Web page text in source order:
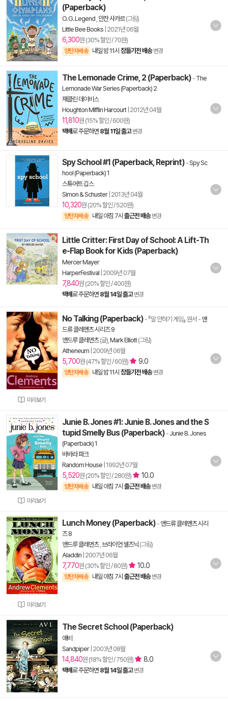
(Paperback)
O. G. Legend 안잔 사카르(그림)
Little Bee Books 2021년 06월
6,300원 (30% 할인 / 70원)
양탄자배송 내일 밤 11시 잠들기전 배송 변경
The Lemonade Crime, 2 (Paperback) - The
Lemonade War Series (Paperback) 2
재클린 데이비스
Houghton Mifflin Harcourt| 2012년 04월
11,810원 (15% 할인 / 600원)
택배로 주문하면 8월 11일 출고 변경
Spy School #1 (Paperback, Reprint) -Spy Sc
hool (Paperback) 1
스튜어트 깁스
Simon & Schuster| 2013년 04월
10,320원 (20% 할인 / 520원)
양탄자배송 내일 아침 7시 출근전 배송 변경
Little Critter: First Day of School: A Lift-Th
e-Flap Book for Kids (Paperback)
Mercer Mayer
HarperFestival 2009년 07월
7,840원 (20% 할인 / 400원)
택배로 주문하면 8월 14일 출고 변경
미리보기
No Talking (Paperback) - 『말 안하기 게임』 원서 - 앤
드류 클레멘츠 시리즈 9
앤드루 클레먼츠(글), Mark Elliott(그림)
Atheneum 2009년 06월
5,700원 (47% 할인 / 60원) 9.0
양탄자배송 내일 밤 11시 잠들기전 배송 변경
미리보기
Junie B. Jones #1: Junie B. Jones and the S
tupid Smelly Bus (Paperback) - Junie B. Jones
(Paperback) 1
바바라 파크
Random House 1992년 07월
5,520원 (20% 할인 / 280원) 10.0
양탄자배송 내일 아침 7시 출근전 배송 변경
미리보기
Lunch Money (Paperback) - 앤드류 클레멘츠 시리
즈 8
앤드루 클레먼츠, 브라이언 셀즈닉 (그림)
Aladdin 2007년 06월
7,770원 (30% 할인 / 80원) 10.0
양탄자배송 내일 아침 7시 출근전 배송 변경
The Secret School (Paperback)
애비
Sandpiper| 2003년 08월
14,840원 (18% 할인 / 750원) 8.0
택배로 주문하면 8월 14일 출고 변경